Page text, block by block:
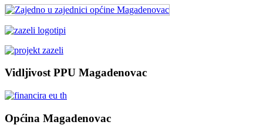
Vidljivost PPU Magadenovac
Općina Magadenovac